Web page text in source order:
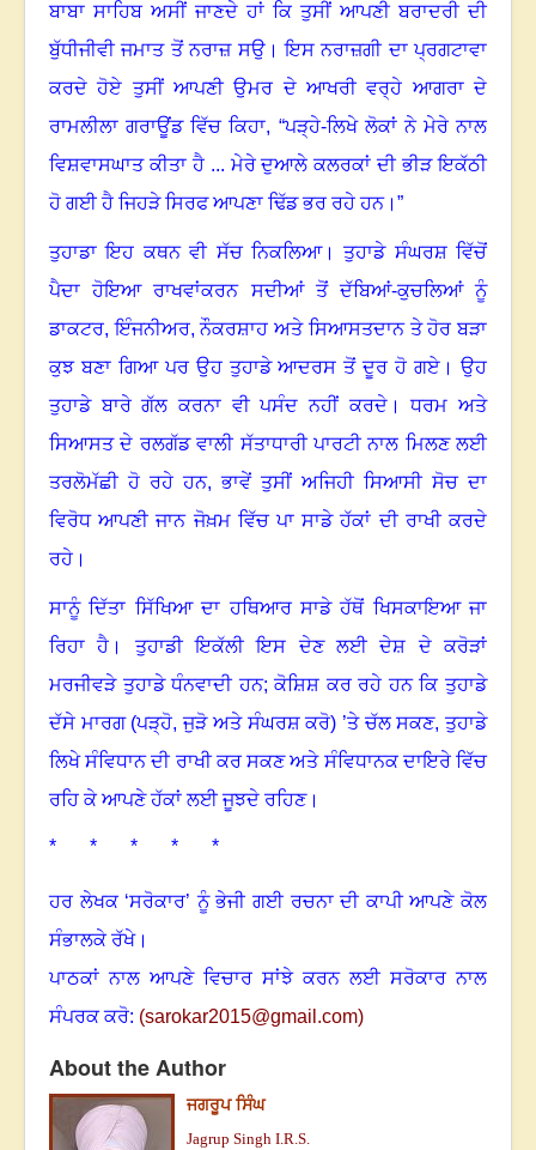
ਬਾਬਾ ਸਾਹਿਬ ਅਸੀਂ ਜਾਣਦੇ ਹਾਂ ਕਿ ਤੁਸੀਂ ਆਪਣੀ ਬਰਾਦਰੀ ਦੀ
ਬੁੱਧੀਜੀਵੀ ਜਮਾਤ ਤੋਂ ਨਰਾਜ਼ ਸਉ। ਇਸ ਨਰਾਜ਼ਗੀ ਦਾ ਪ੍ਰਗਟਾਵਾ
ਕਰਦੇ ਹੋਏ ਤੁਸੀਂ ਆਪਣੀ ਉਮਰ ਦੇ ਆਖਰੀ ਵਰ੍ਹੇ ਆਗਰਾ ਦੇ
ਰਾਮਲੀਲਾ ਗਰਾਊਂਡ ਵਿੱਚ ਕਿਹਾ, “ਪੜ੍ਹੇ-ਲਿਖੇ ਲੋਕਾਂ ਨੇ ਮੇਰੇ ਨਾਲ
ਵਿਸ਼ਵਾਸਘਾਤ ਕੀਤਾ ਹੈ ... ਮੇਰੇ ਦੁਆਲੇ ਕਲਰਕਾਂ ਦੀ ਭੀੜ ਇਕੱਠੀ
ਹੋ ਗਈ ਹੈ ਜਿਹੜੇ ਸਿਰਫ ਆਪਣਾ ਢਿੱਡ ਭਰ ਰਹੇ ਹਨ। ”
ਤੁਹਾਡਾ ਇਹ ਕਥਨ ਵੀ ਸੱਚ ਨਿਕਲਿਆ।
ਤੁਹਾਡੇ ਸੰਘਰਸ਼ ਵਿੱਚੋਂ
ਪੈਦਾ ਹੋਇਆ ਰਾਖਵਾਂਕਰਨ ਸਦੀਆਂ ਤੋਂ ਦੱਬਿਆਂ-ਕੁਚਲਿਆਂ ਨੂੰ
ਡਾਕਟਰ,ਇੰਜਨੀਅਰ,ਨੌਕਰਸ਼ਾਹ ਅਤੇ ਸਿਆਸਤਦਾਨ ਤੇ ਹੋਰ ਬੜਾ
ਕੁਝ ਬਣਾ ਗਿਆ ਪਰ ਉਹ ਤੁਹਾਡੇ ਆਦਰਸ ਤੋਂ ਦੂਰ ਹੋ ਗਏ । ਉਹ
ਤੁਹਾਡੇ ਬਾਰੇ ਗੱਲ ਕਰਨਾ ਵੀ ਪਸੰਦ ਨਹੀਂ ਕਰਦੇ।
ਧਰਮ ਅਤੇ
ਸਿਆਸਤ ਦੇ ਰਲਗੱਡ ਵਾਲੀ ਸੱਤਾਧਾਰੀ ਪਾਰਟੀ ਨਾਲ ਮਿਲਣ ਲਈ
ਤਰਲੋਮੱਛੀ ਹੋ ਰਹੇ ਹਨ, ਭਾਵੇਂ ਤੁਸੀਂ ਅਜਿਹੀ ਸਿਆਸੀ ਸੋਚ ਦਾ
ਵਿਰੋਧ ਆਪਣੀ ਜਾਨ ਜੋਖ਼ਮ ਵਿੱਚ ਪਾ ਸਾਡੇ ਹੱਕਾਂ ਦੀ ਰਾਖੀ ਕਰਦੇ
ਰਹੇ ।
ਸਾਨੂੰ ਦਿੱਤਾ ਸਿੱਖਿਆ ਦਾ ਹਥਿਆਰ ਸਾਡੇ ਹੱਥੋਂ ਖਿਸਕਾਇਆ ਜਾ
ਰਿਹਾ ਹੈ ।
ਤੁਹਾਡੀ ਇਕੱਲੀ ਇਸ ਦੇਣ ਲਈ ਦੇਸ਼ ਦੇ ਕਰੋੜਾਂ
ਮਰਜੀਵੜੇ ਤੁਹਾਡੇ ਧੰਨਵਾਦੀ ਹਨ; ਕੋਸ਼ਿਸ਼ ਕਰ ਰਹੇ ਹਨ ਕਿ ਤੁਹਾਡੇ
ਦੱਸੇ ਮਾਰਗ (ਪੜ੍ਹੋ,ਜੁੜੋ ਅਤੇ ਸੰਘਰਸ਼ ਕਰੋ) ’ਤੇ ਚੱਲ ਸਕਣ,ਤੁਹਾਡੇ
ਲਿਖੇ ਸੰਵਿਧਾਨ ਦੀ ਰਾਖੀ ਕਰ ਸਕਣ ਅਤੇ ਸੰਵਿਧਾਨਕ ਦਾਇਰੇ ਵਿੱਚ
ਰਹਿ ਕੇ ਆਪਣੇ ਹੱਕਾਂ ਲਈ ਜੂਝਦੇ ਰਹਿਣ।
* * * * *
ਹਰ ਲੇਖਕ ‘ਸਰੋਕਾਰ’ ਨੂੰ ਭੇਜੀ ਗਈ ਰਚਨਾ ਦੀ ਕਾਪੀ ਆਪਣੇ ਕੋਲ
ਸੰਭਾਲਕੇ ਰੱਖੇ।
ਪਾਠਕਾਂ ਨਾਲ ਆਪਣੇ ਵਿਚਾਰ ਸਾਂਝੇ ਕਰਨ ਲਈ ਸਰੋਕਾਰ ਨਾਲ
ਸੰਪਰਕ ਕਰੋ: (sarokar2015@gmail.com)
About the Author
ਜਗਰੂਪ ਸਿੰਘ
Jagrup Singh I.R.S.